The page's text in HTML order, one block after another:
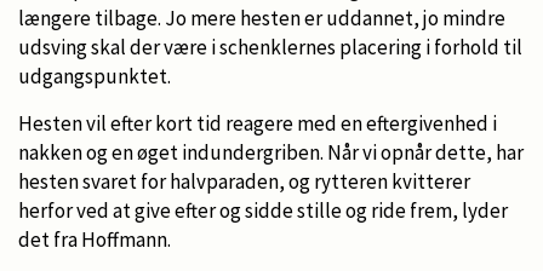
længere tilbage. Jo mere hesten er uddannet, jo mindre
udsving skal der være i schenklernes placering i forhold til
udgangspunktet.
Hesten vil efter kort tid reagere med en eftergivenhed i
nakken og en øget indundergriben. Når vi opnår dette, har
hesten svaret for halvparaden, og rytteren kvitterer
herfor ved at give efter og sidde stille og ride frem, lyder
det fra Hoffmann.